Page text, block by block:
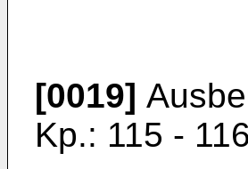
[0019]
Kp.: 115 -